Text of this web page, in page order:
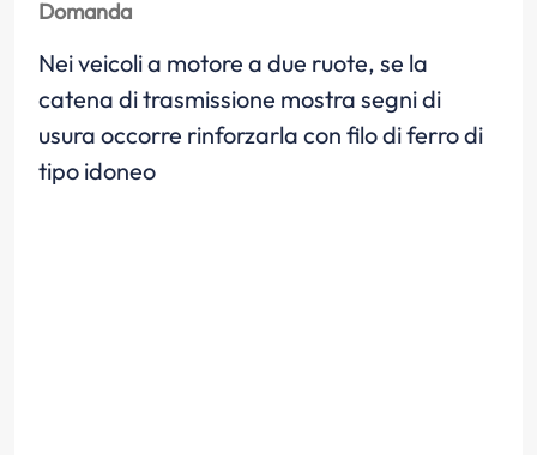
Domanda
Nei veicoli a motore a due ruote, se la
catena di trasmissione mostra segni di
usura occorre rinforzarla con filo di ferro di
tipo idoneo